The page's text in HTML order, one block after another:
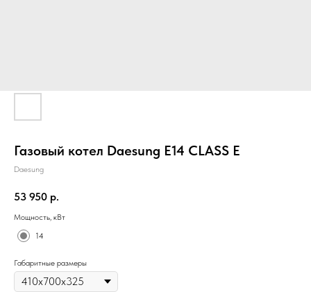
Газовый котел Daesung E14 CLASS E
Daesung
53 950 р.
Мощность, кВт
14
Габаритные размеры